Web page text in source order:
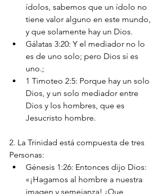
ídolos, sabemos que un ídolo no
tiene valor alguno en este mundo,
y que solamente hay un Dios.
Gálatas 3:20: Y el mediador no lo
es de uno solo; pero Dios sí es
uno.;
1 Timoteo 2:5: Porque hay un solo
Dios, y un solo mediador entre
Dios y los hombres, que es
Jesucristo hombre.
2. La Trinidad está compuesta de tres
Personas:
Génesis 1:26: Entonces dijo Dios:
«¡Hagamos al hombre a nuestra
imagen y semejanza! ¡Que